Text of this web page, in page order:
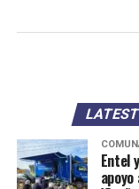
LATEST
Entel